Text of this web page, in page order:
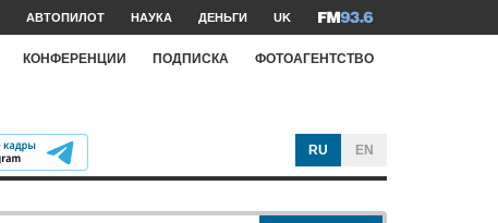
АВТОПИЛОТ НАУКА ДЕНЬГИ UK
КОНФЕРЕНЦИИ ПОДПИСКА ФОТОАГЕНТСТВО
RU EN